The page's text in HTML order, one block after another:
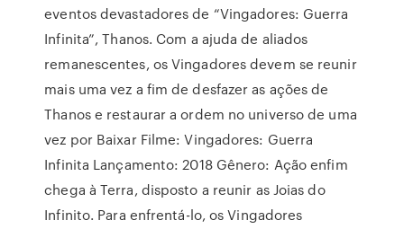
eventos devastadores de “Vingadores: Guerra
Infinita”, Thanos. Com a ajuda de aliados
remanescentes, os Vingadores devem se reunir
mais uma vez a fim de desfazer as ações de
Thanos e restaurar a ordem no universo de uma
vez por Baixar Filme: Vingadores: Guerra
Infinita Lançamento: 2018 Gênero: Ação enfim
chega à Terra, disposto a reunir as Joias do
Infinito. Para enfrentá-lo, os Vingadores